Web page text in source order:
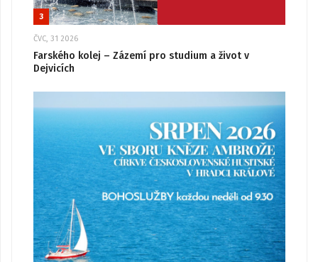
3
ČVC, 31 2026
Farského kolej – Zázemí pro studium a život v
Dejvicích